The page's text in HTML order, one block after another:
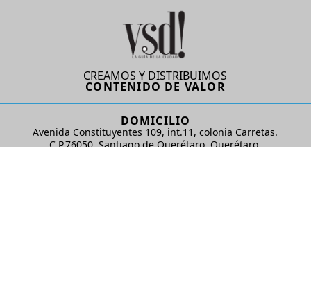
CREAMOS Y DISTRIBUIMOS
CONTENIDO DE VALOR
DOMICILIO
Avenida Constituyentes 109, int.11, colonia Carretas.
C.P.76050. Santiago de Querétaro, Querétaro.